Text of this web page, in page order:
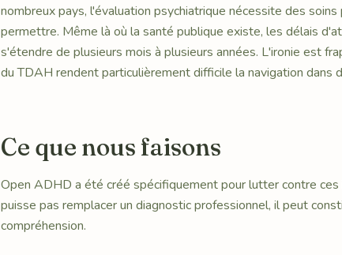
nombreux pays, l'évaluation psychiatrique nécessite des
permettre. Même là où la santé publique existe, les délais
s'étendre de plusieurs mois à plusieurs années. L'ironie est
du TDAH rendent particulièrement difficile la navigation dans
Ce que nous faisons
Open ADHD a été créé spécifiquement pour lutter contre
puisse pas remplacer un diagnostic professionnel, il peut
compréhension.